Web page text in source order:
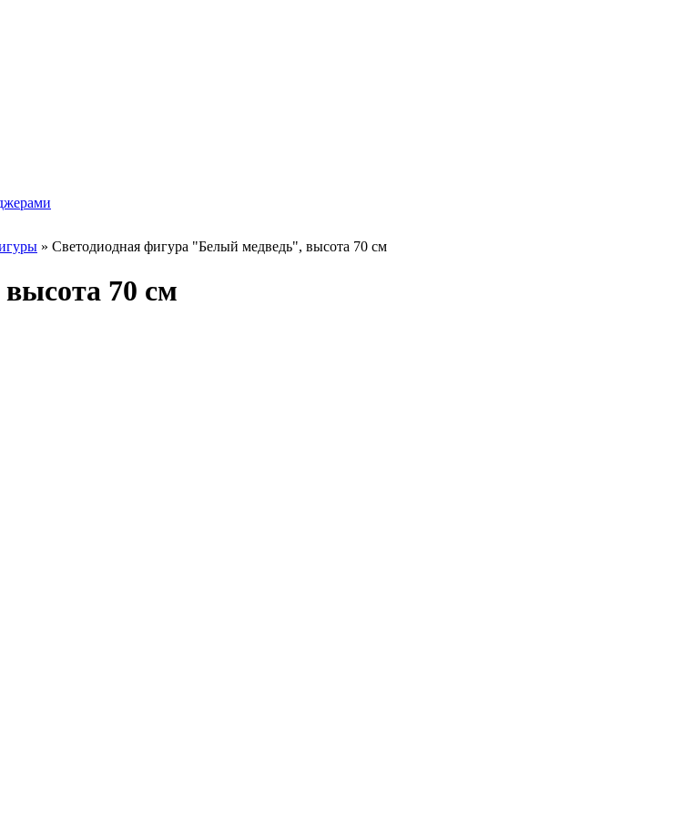
» Светодиодная фигура "Белый медведь", высота 70 см
70 см